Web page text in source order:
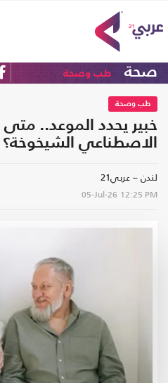
صحة طب وصحة
طب وصحة
خبير يحدد الموعد.. متى
الاصطناعي الشيخوخة؟
لندن – عربي21
05-Jul-26 12:25 PM